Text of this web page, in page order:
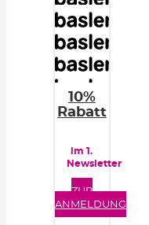
10%
Rabatt
im 1.
Newsletter
ZUR
ANMELDUNG